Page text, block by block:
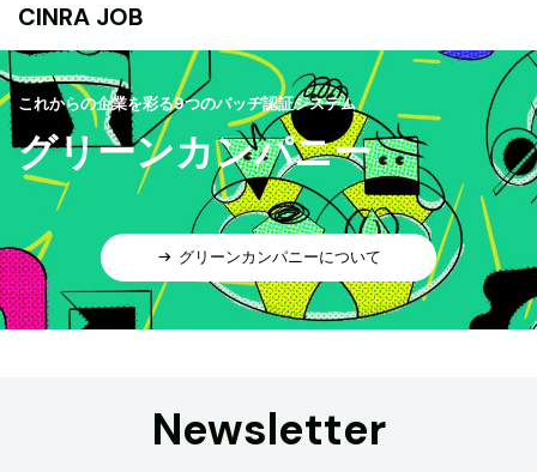
CINRA JOB
これからの企業を彩る9つのバッヂ認証システム
グリーンカンパニー
グリーンカンパニーについて
Newsletter